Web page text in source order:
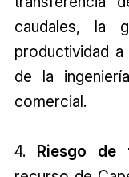
caudales, la
productividad
de la
comercial.
4. Riesgo de